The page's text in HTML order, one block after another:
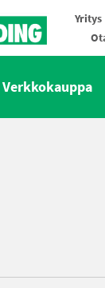
Yritys
Verkkokauppa